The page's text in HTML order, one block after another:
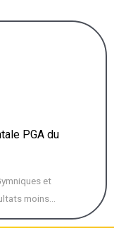
PGA du
et
moins...